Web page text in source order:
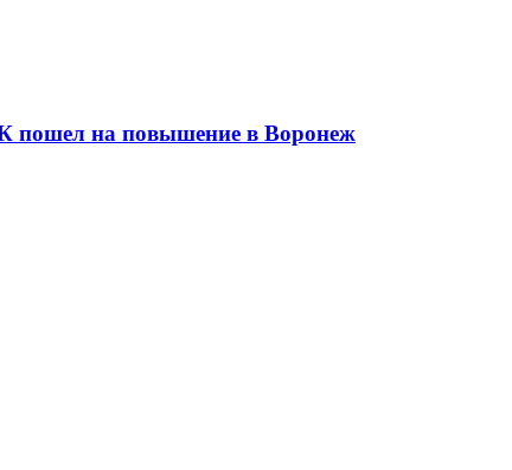
пошел на повышение в Воронеж